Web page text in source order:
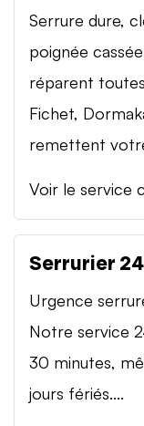
Serrure dure,
poignée
réparent
Fichet,
remettent
Voir le service
Serrurier
Urgence
Notre service
30 minutes,
jours fériés....